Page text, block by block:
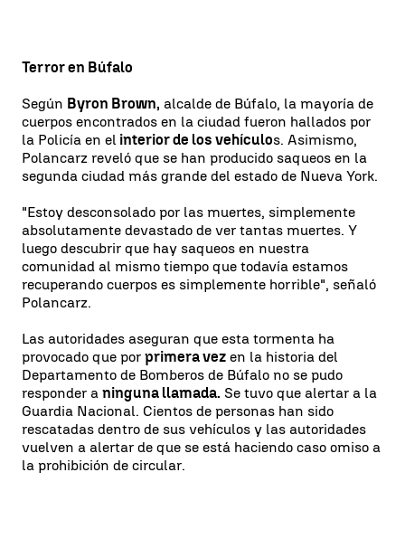
Terror en Búfalo
Según Byron Brown, alcalde de Búfalo, la mayoría de
cuerpos encontrados en la ciudad fueron hallados por
la Policía en el interior de los vehículos. Asimismo,
Polancarz reveló que se han producido saqueos en la
segunda ciudad más grande del estado de Nueva York.
"Estoy desconsolado por las muertes, simplemente
absolutamente devastado de ver tantas muertes. Y
luego descubrir que hay saqueos en nuestra
comunidad al mismo tiempo que todavía estamos
recuperando cuerpos es simplemente horrible", señaló
Polancarz.
Las autoridades aseguran que esta tormenta ha
provocado que por primera vez en la historia del
Departamento de Bomberos de Búfalo no se pudo
responder a ninguna llamada. Se tuvo que alertar a la
Guardia Nacional. Cientos de personas han sido
rescatadas dentro de sus vehículos y las autoridades
vuelven a alertar de que se está haciendo caso omiso a
la prohibición de circular.